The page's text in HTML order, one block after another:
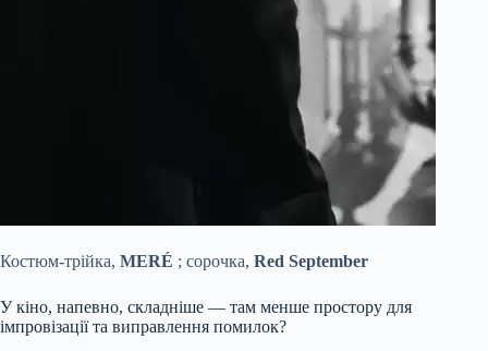
Костюм-трійка, MERÉ ; сорочка, Red September
У кіно, напевно, складніше — там менше простору для
імпровізації та виправлення помилок?